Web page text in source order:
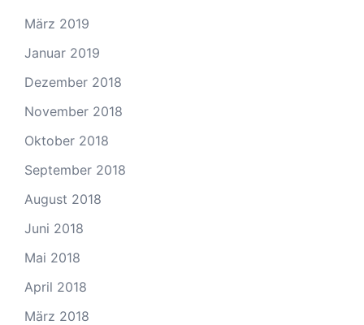
März 2019
Januar 2019
Dezember 2018
November 2018
Oktober 2018
September 2018
August 2018
Juni 2018
Mai 2018
April 2018
März 2018